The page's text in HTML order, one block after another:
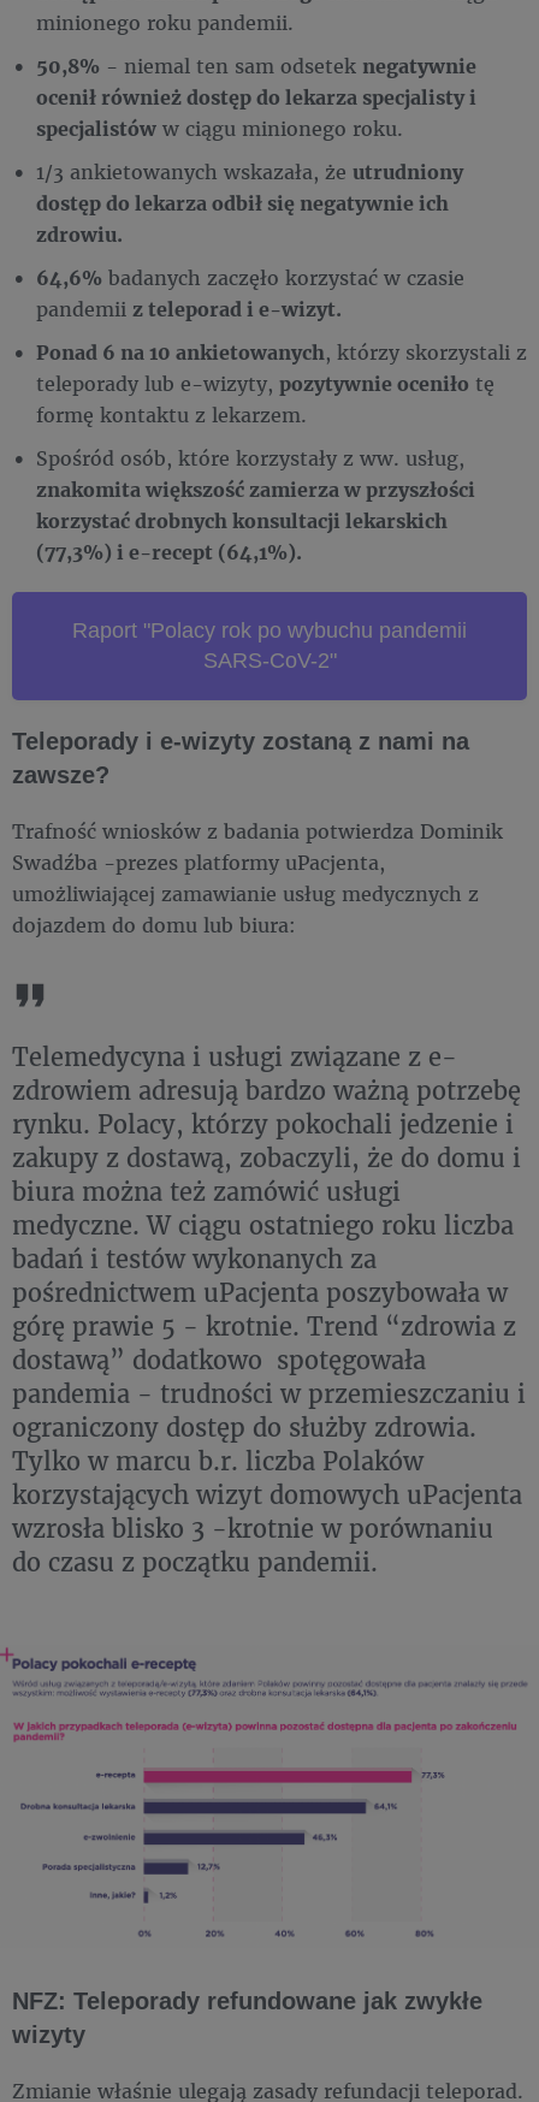
minionego roku pandemii.
50,8% - niemal ten sam odsetek negatywnie
ocenił również dostęp do lekarza specjalisty i
specjalistów w ciągu minionego roku.
1/3 ankietowanych wskazała, że utrudniony
dostęp do lekarza odbił się negatywnie ich
zdrowiu.
64,6% badanych zaczęło korzystać w czasie
pandemii z teleporad i e-wizyt.
Ponad 6 na 10 ankietowanych, którzy skorzystali z
teleporady lub e-wizyty, pozytywnie oceniło tę
formę kontaktu z lekarzem.
Spośród osób, które korzystały z ww. usług,
znakomita większość zamierza w przyszłości
korzystać drobnych konsultacji lekarskich
(77,3%) i e-recept (64,1%).
Raport "Polacy rok po wybuchu pandemii
SARS-CoV-2"
Teleporady i e-wizyty zostaną z nami na
zawsze?
Trafność wniosków z badania potwierdza Dominik
Swadźba -prezes platformy uPacjenta,
umożliwiającej zamawianie usług medycznych z
dojazdem do domu lub biura:
Telemedycyna i usługi związane z e-
zdrowiem adresują bardzo ważną potrzebę
rynku. Polacy, którzy pokochali jedzenie i
zakupy z dostawą, zobaczyli, że do domu i
biura można też zamówić usługi
medyczne. W ciągu ostatniego roku liczba
badań i testów wykonanych za
pośrednictwem uPacjenta poszybowała w
górę prawie 5 - krotnie. Trend “zdrowia z
dostawą” dodatkowo spotęgowała
pandemia - trudności w przemieszczaniu i
ograniczony dostęp do służby zdrowia.
Tylko w marcu b.r. liczba Polaków
korzystających wizyt domowych uPacjenta
wzrosła blisko 3 -krotnie w porównaniu
do czasu z początku pandemii.
NFZ: Teleporady refundowane jak zwykłe
wizyty
Zmianie właśnie ulegają zasady refundacji teleporad.